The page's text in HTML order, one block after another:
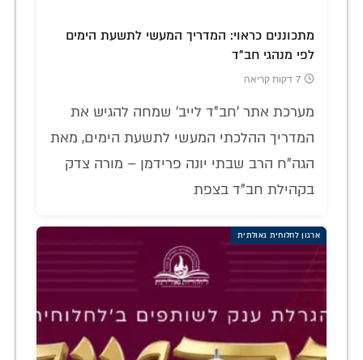
מתכוננים כראוי: המדריך המעשי לתשעת הימים
לפי מנהגי חב"ד
7 דקות קריאה
מערכת אתר 'חב"ד לייב' שמחה להגיש את
המדריך ההלכתי המעשי לתשעת הימים, מאת
הגה"ח הרב שבתי יונה פרידמן – מורה צדק
בקהילת חב"ד בצפת
ארגון לחלוחית גאולתית